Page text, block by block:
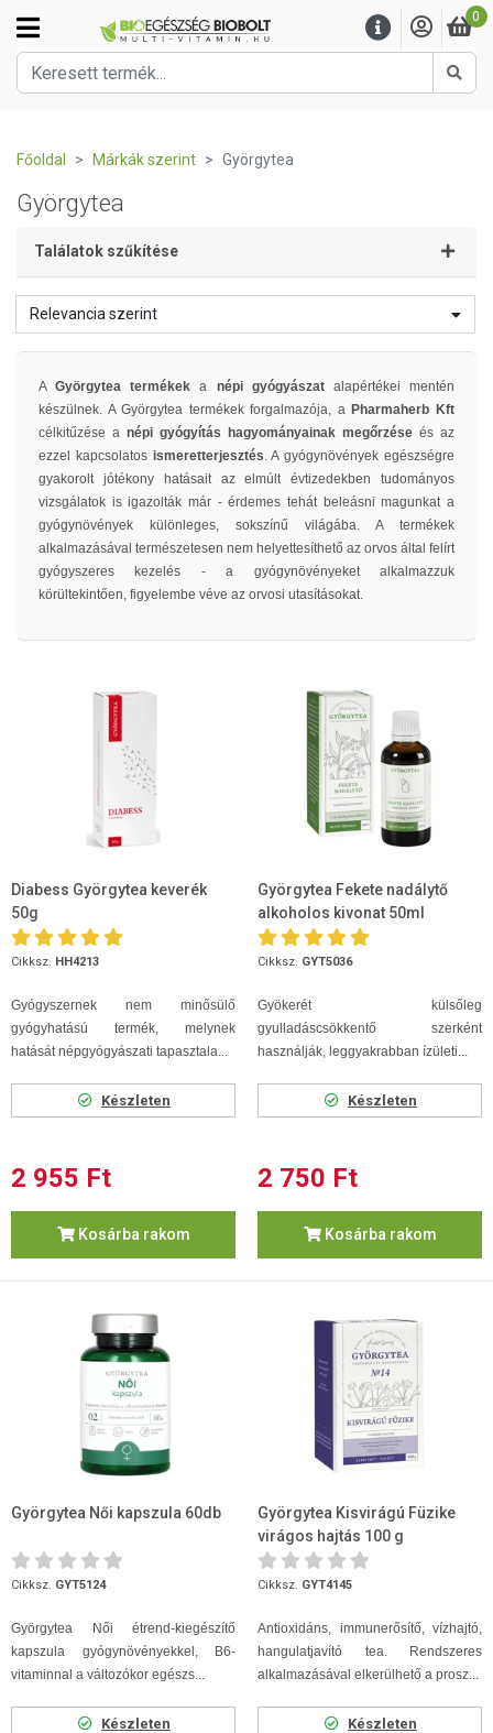
0
Főoldal Márkák szerint Györgytea
Györgytea
Találatok szűkítése
Relevancia szerint
AGyörgytea termékek a népi gyógyászatalapértékei mentén
készülnek. A Györgytea termékek forgalmazója, a Pharmaherb Kft
célkitűzése a népi gyógyítás hagyományainak megőrzése és az
ezzel kapcsolatos ismeretterjesztés. A gyógynövények egészségre
gyakorolt jótékony hatásait az elmúlt évtizedekben tudományos
vizsgálatok is igazolták már - érdemes tehát beleásni magunkat a
gyógynövények különleges, sokszínű világába. A termékek
alkalmazásával természetesen nem helyettesíthető az orvos által felírt
gyógyszeres kezelés - a gyógynövényeket alkalmazzuk
körültekintően, figyelembe véve az orvosi utasításokat.
Diabess Györgytea keverék
50g
Cikksz. HH4213
Gyógyszernek nem minősülő
gyógyhatású termék, melynek
hatását népgyógyászati tapasztala...
Készleten
2 955 Ft
Kosárba rakom
Györgytea Fekete nadálytő
alkoholos kivonat 50ml
Cikksz. GYT5036
Gyökerét külsőleg
gyulladáscsökkentő szerként
használják, leggyakrabban ízületi...
Készleten
2 750 Ft
Kosárba rakom
Györgytea Női kapszula 60db
Cikksz. GYT5124
Györgytea Női étrend-kiegészítő
kapszula gyógynövényekkel, B6-
vitaminnal a változókor egészs...
Készleten
Györgytea Kisvirágú Füzike
virágos hajtás 100 g
Cikksz. GYT4145
Antioxidáns, immunerősítő, vízhajtó,
hangulatjavító tea. Rendszeres
alkalmazásával elkerülhető a prosz...
Készleten